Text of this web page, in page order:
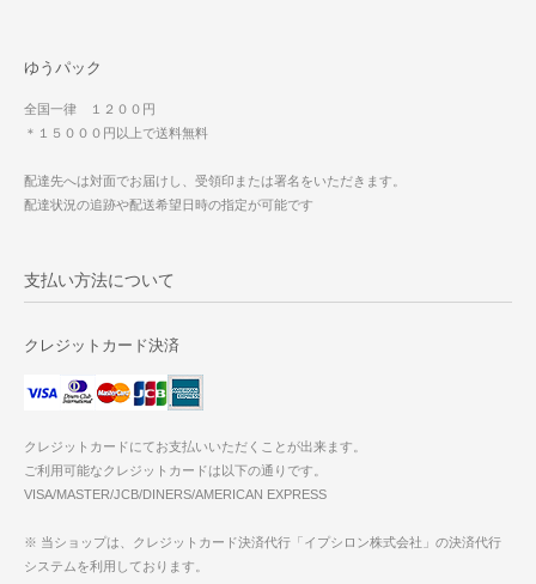
ゆうパック
全国一律 １２００円
＊１５０００円以上で送料無料
配達先へは対面でお届けし、受領印または署名をいただきます。
配達状況の追跡や配送希望日時の指定が可能です
支払い方法について
クレジットカード決済
クレジットカードにてお支払いいただくことが出来ます。
ご利用可能なクレジットカードは以下の通りです。
VISA/MASTER/JCB/DINERS/AMERICAN EXPRESS
※ 当ショップは、クレジットカード決済代行「イプシロン株式会社」の決済代行
システムを利用しております。